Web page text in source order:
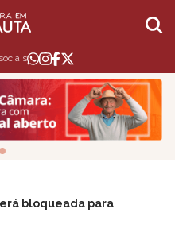
bloqueada para